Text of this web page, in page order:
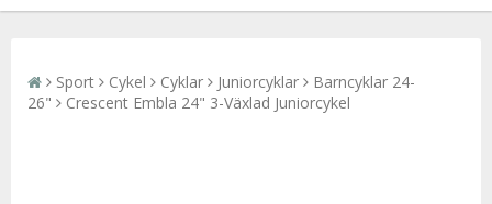
Sport Cykel Cyklar Juniorcyklar
Barncyklar 24-
26"
Crescent Embla 24" 3-Växlad Juniorcykel